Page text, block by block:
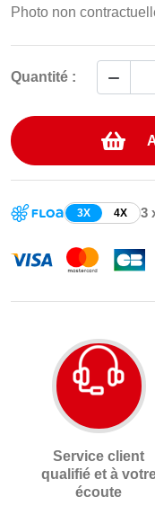
Photo non
Quantité : 
3X 4X 3
Service client
qualifié et à
écoute